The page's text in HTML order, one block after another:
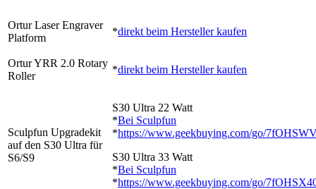
Ortur Laser Engraver
Platform
*direkt beim Hersteller kaufen
Ortur YRR 2.0 Rotary
Roller
*direkt beim Hersteller kaufen
Sculpfun Upgradekit
auf den S30 Ultra für
S6/S9
S30 Ultra 22 Watt
*Bei Sculpfun
*https://www.geekbuying.com/go/
S30 Ultra 33 Watt
*Bei Sculpfun
*https://www.geekbuying.com/go/